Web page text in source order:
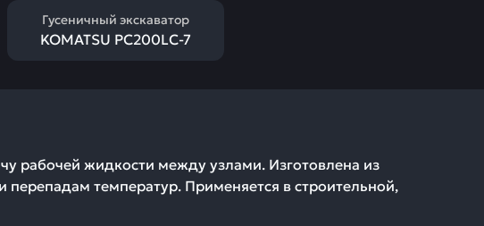
Гусеничный экскаватор
KOMATSU PC200LC-7
рабочей жидкости между узлами. Изготовлена из
температур. Применяется в строительной,